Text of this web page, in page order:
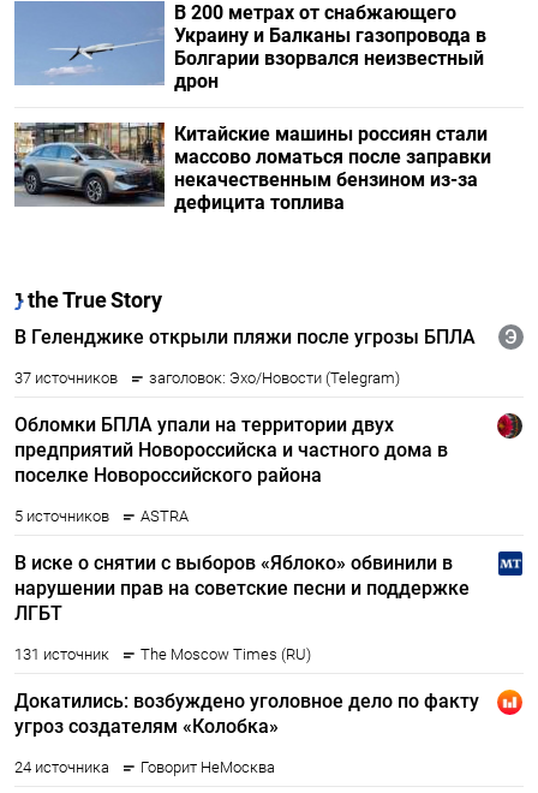
В 200 метрах от снабжающего
Украину и Балканы газопровода в
Болгарии взорвался неизвестный
дрон
Китайские машины россиян стали
массово ломаться после заправки
некачественным бензином из-за
дефицита топлива